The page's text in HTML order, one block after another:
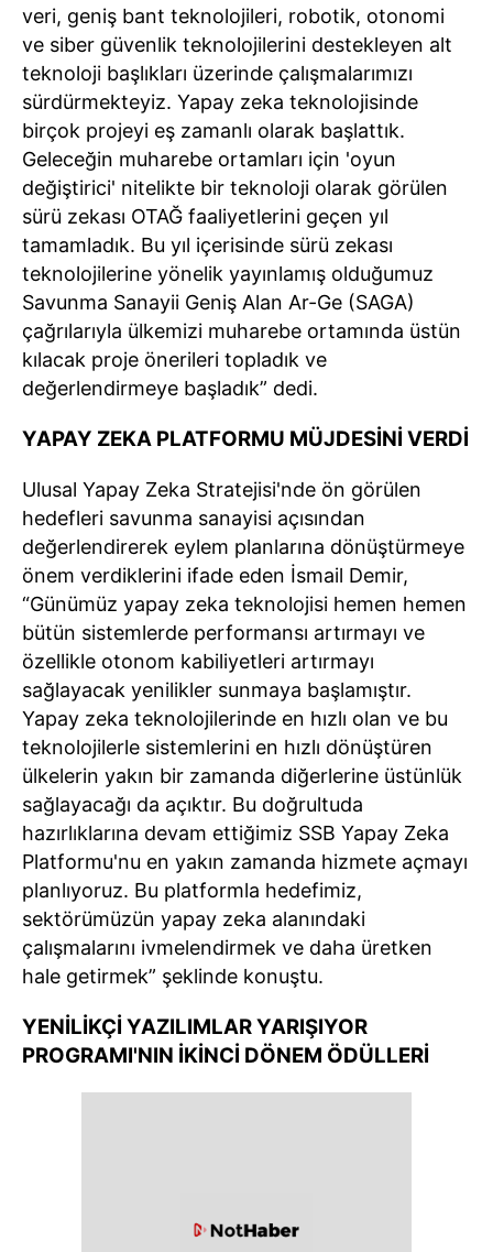
veri, geniş bant teknolojileri, robotik, otonomi
ve siber güvenlik teknolojilerini destekleyen alt
teknoloji başlıkları üzerinde çalışmalarımızı
sürdürmekteyiz. Yapay zeka teknolojisinde
birçok projeyi eş zamanlı olarak başlattık.
Geleceğin muharebe ortamları için 'oyun
değiştirici' nitelikte bir teknoloji olarak görülen
sürü zekası OTAĞ faaliyetlerini geçen yıl
tamamladık. Bu yıl içerisinde sürü zekası
teknolojilerine yönelik yayınlamış olduğumuz
Savunma Sanayii Geniş Alan Ar-Ge (SAGA)
çağrılarıyla ülkemizi muharebe ortamında üstün
kılacak proje önerileri topladık ve
değerlendirmeye başladık” dedi.
YAPAY ZEKA PLATFORMU MÜJDESİNİ VERDİ
Ulusal Yapay Zeka Stratejisi'nde ön görülen
hedefleri savunma sanayisi açısından
değerlendirerek eylem planlarına dönüştürmeye
önem verdiklerini ifade eden İsmail Demir,
“Günümüz yapay zeka teknolojisi hemen hemen
bütün sistemlerde performansı artırmayı ve
özellikle otonom kabiliyetleri artırmayı
sağlayacak yenilikler sunmaya başlamıştır.
Yapay zeka teknolojilerinde en hızlı olan ve bu
teknolojilerle sistemlerini en hızlı dönüştüren
ülkelerin yakın bir zamanda diğerlerine üstünlük
sağlayacağı da açıktır. Bu doğrultuda
hazırlıklarına devam ettiğimiz SSB Yapay Zeka
Platformu'nu en yakın zamanda hizmete açmayı
planlıyoruz. Bu platformla hedefimiz,
sektörümüzün yapay zeka alanındaki
çalışmalarını ivmelendirmek ve daha üretken
hale getirmek” şeklinde konuştu.
YENİLİKÇİ YAZILIMLAR YARIŞIYOR
PROGRAMI'NIN İKİNCİ DÖNEM ÖDÜLLERİ